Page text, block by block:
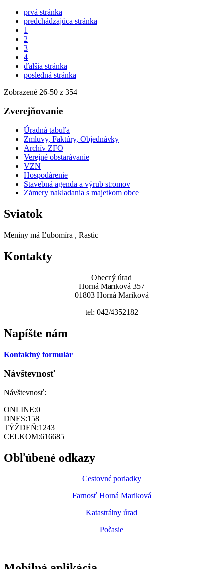
prvá stránka
predchádzajúca stránka
1
2
3
4
ďalšia stránka
posledná stránka
Zobrazené 26-50 z 354
Zverejňovanie
Úradná tabuľa
Zmluvy, Faktúry, Objednávky
Archív ZFO
Verejné obstarávanie
VZN
Hospodárenie
Stavebná agenda a výrub stromov
Zámery nakladania s majetkom obce
Sviatok
Meniny má Ľubomíra , Rastic
Kontakty
Obecný úrad
Horná Mariková 357
01803 Horná Mariková
tel: 042/4352182
Napíšte nám
Kontaktný formulár
Návštevnosť
Návštevnosť:
ONLINE:0
DNES:158
TÝŽDEŇ:1243
CELKOM:616685
Obľúbené odkazy
Cestovné poriadky
Farnosť Horná Mariková
Katastrálny úrad
Počasie